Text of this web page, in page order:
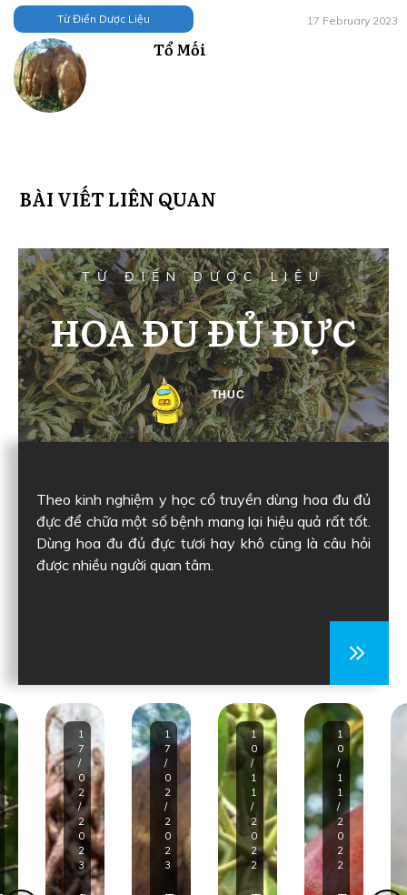
Từ Điển Dược Liệu 17 February 2023
Tổ Mối
BÀI VIẾT LIÊN QUAN
TỪ ĐIỂN DƯỢC LIỆU
HOA ĐU ĐỦ ĐỰC
THUC
Theo kinh nghiệm y học cổ truyền dùng hoa đu đủ
đực để chữa một số bệnh mang lại hiệu quả rất tốt.
Dùng hoa đu đủ đực tươi hay khô cũng là câu hỏi
được nhiều người quan tâm.
1
7
/
0
2
/
2
0
2
3
1
7
/
0
2
/
2
0
2
3
1
0
/
1
1
/
2
0
2
2
1
0
/
1
1
/
2
0
2
2